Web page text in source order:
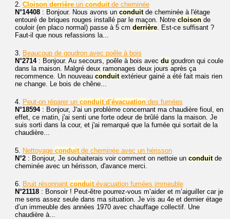
2. Cloison derrière un conduitde cheminée
N°14408 : Bonjour. Nous avons un conduitde cheminée à l'étage
entouré de briques rouges installé par le maçon. Notre cloison de
couloir (en placo normal) passe à 5 cm derrière. Est-ce suffisant ?
Faut-il que nous refassions la...
3. Beaucoup de goudron avec poêle à bois
N°2714: Bonjour. Au secours, poêle à bois avec du goudron qui coule
dans la maison. Malgré deux ramonages deux jours après ça
recommence. Un nouveau conduitextérieur gainé a été fait mais rien
ne change. Le bois de chêne...
4. Peut-on réparer un conduit d'évacuation des fumées
N°18594: Bonjour, J'ai un problème concernant ma chaudière fioul, en
effet, ce matin, j'ai senti une forte odeur de brûlé dans la maison. Je
suis sorti dans la cour, et j'ai remarqué que la fumée qui sortait de la
chaudière...
5. Nettoyage conduitde cheminée avec un hérisson
N°2 : Bonjour, Je souhaiterais voir comment on nettoie un conduitde
cheminée avec un hérisson, d'avance merci.
6. Bruit résonnant conduitévacuation fumées immeuble
N°21118 : Bonsoir ! Peut-être pourrez-vous m’aider et m’aiguiller car je
me sens assez seule dans ma situation. Je vis au 4e et dernier étage
d’un immeuble des années 1970 avec chauffage collectif. Une
chaudière à...